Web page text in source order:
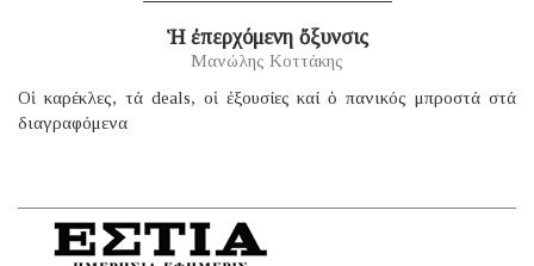
Ἡ ἐπερχόμενη ὄξυνσις
Μανώλης Κοττάκης
Οἱ καρέκλες, τά deals, οἱ ἐξουσίες καί ὁ πανικός μπροστά στά
διαγραφόμενα